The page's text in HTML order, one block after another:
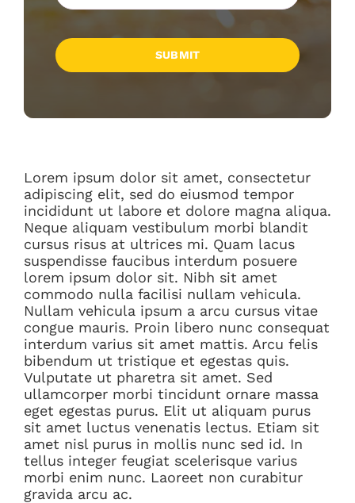
SUBMIT
Lorem ipsum dolor sit amet, consectetur
adipiscing elit, sed do eiusmod tempor
incididunt ut labore et dolore magna aliqua.
Neque aliquam vestibulum morbi blandit
cursus risus at ultrices mi. Quam lacus
suspendisse faucibus interdum posuere
lorem ipsum dolor sit. Nibh sit amet
commodo nulla facilisi nullam vehicula.
Nullam vehicula ipsum a arcu cursus vitae
congue mauris. Proin libero nunc consequat
interdum varius sit amet mattis. Arcu felis
bibendum ut tristique et egestas quis.
Vulputate ut pharetra sit amet. Sed
ullamcorper morbi tincidunt ornare massa
eget egestas purus. Elit ut aliquam purus
sit amet luctus venenatis lectus. Etiam sit
amet nisl purus in mollis nunc sed id. In
tellus integer feugiat scelerisque varius
morbi enim nunc. Laoreet non curabitur
gravida arcu ac.